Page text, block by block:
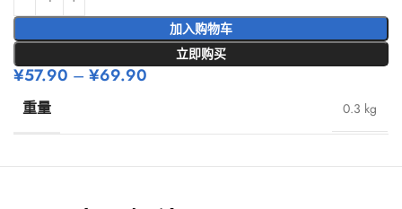
加入购物车
立即购买
¥57.90 – ¥69.90
重量 0.3 kg